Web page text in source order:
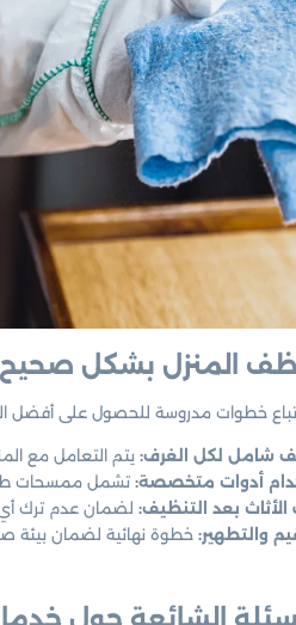
المنزل بشكل
خطوات مدروسة للحصول على أفضل
شامل لكل الغرف: يتم التعامل مع
أدوات متخصصة: تشمل ممسحات
الأثاث بعد التنظيف: لضمان عدم ترك
والتطهير: خطوة نهائية لضمان بيئة
الشائعة حول